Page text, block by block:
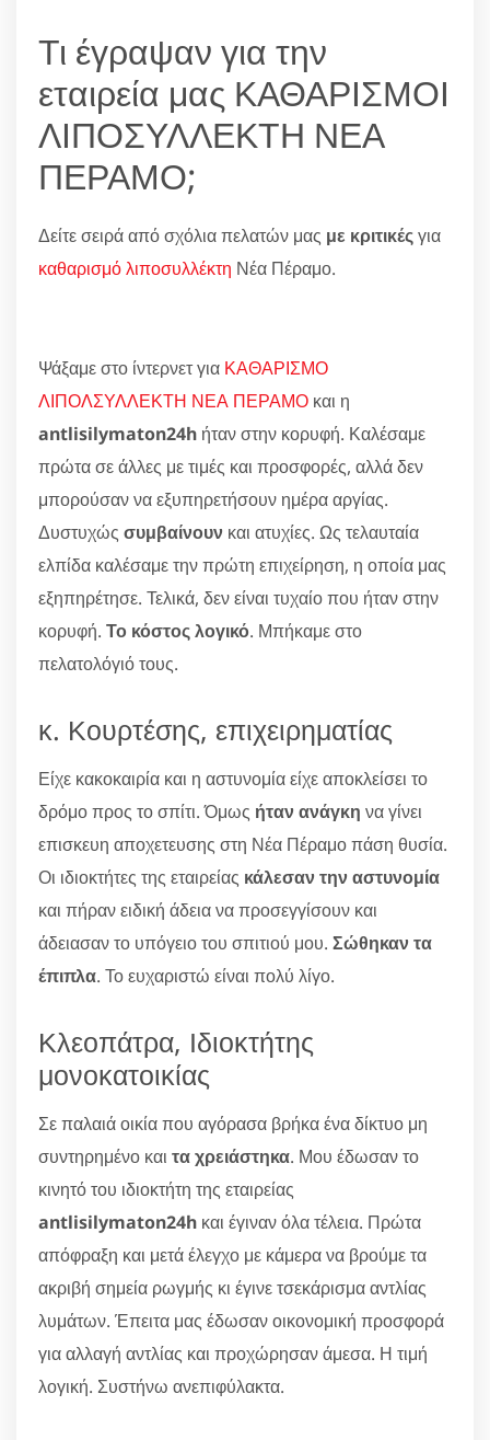
Τι έγραψαν για την
εταιρεία μας ΚΑΘΑΡΙΣΜΟΙ
ΛΙΠΟΣΥΛΛΕΚΤΗ ΝΕΑ
ΠΕΡΑΜΟ;
Δείτε σειρά από σχόλια πελατών μας με κριτικέςγια
καθαρισμό λιποσυλλέκτη Νέα Πέραμο.
Ψάξαμε στο ίντερνετ για ΚΑΘΑΡΙΣΜΟ
ΛΙΠΟΛΣΥΛΛΕΚΤΗ ΝΕΑ ΠΕΡΑΜΟ και η
antlisilymaton24h ήταν στην κορυφή. Καλέσαμε
πρώτα σε άλλες με τιμές και προσφορές, αλλά δεν
μπορούσαν να εξυπηρετήσουν ημέρα αργίας.
Δυστυχώς συμβαίνουν και ατυχίες. Ως τελαυταία
ελπίδα καλέσαμε την πρώτη επιχείρηση, η οποία μας
εξηπηρέτησε. Τελικά, δεν είναι τυχαίο που ήταν στην
κορυφή. Το κόστος λογικό. Μπήκαμε στο
πελατολόγιό τους.
κ. Κουρτέσης, επιχειρηματίας
Είχε κακοκαιρία και η αστυνομία είχε αποκλείσει το
δρόμο προς το σπίτι. Όμως ήταν ανάγκη να γίνει
επισκευη αποχετευσης στη Νέα Πέραμο πάση θυσία.
Οι ιδιοκτήτες της εταιρείας κάλεσαν την αστυνομία
και πήραν ειδική άδεια να προσεγγίσουν και
άδειασαν το υπόγειο του σπιτιού μου. Σώθηκαν τα
έπιπλα. Το ευχαριστώ είναι πολύ λίγο.
Κλεοπάτρα, Ιδιοκτήτης
μονοκατοικίας
Σε παλαιά οικία που αγόρασα βρήκα ένα δίκτυο μη
συντηρημένο και τα χρειάστηκα. Μου έδωσαν το
κινητό του ιδιοκτήτη της εταιρείας
antlisilymaton24h και έγιναν όλα τέλεια. Πρώτα
απόφραξη και μετά έλεγχο με κάμερα να βρούμε τα
ακριβή σημεία ρωγμής κι έγινε τσεκάρισμα αντλίας
λυμάτων. Έπειτα μας έδωσαν οικονομική προσφορά
για αλλαγή αντλίας και προχώρησαν άμεσα. Η τιμή
λογική. Συστήνω ανεπιφύλακτα.